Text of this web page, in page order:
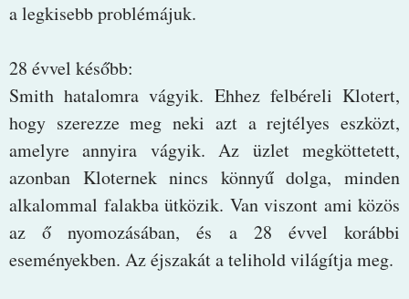
a legkisebb problémájuk.
28 évvel később:
Smith hatalomra vágyik. Ehhez felbéreli Klotert,
hogy szerezze meg neki azt a rejtélyes eszközt,
amelyre annyira vágyik. Az üzlet megköttetett,
azonban Kloternek nincs könnyű dolga, minden
alkalommal falakba ütközik. Van viszont ami közös
az ő nyomozásában, és a 28 évvel korábbi
eseményekben. Az éjszakát a telihold világítja meg.